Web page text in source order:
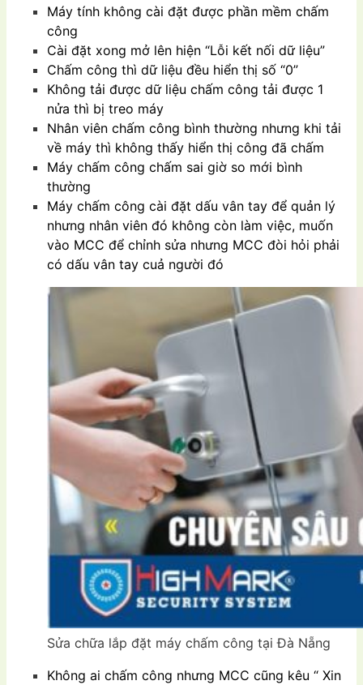
Máy tính không cài đặt được phần mềm chấm
công
Cài đặt xong mở lên hiện “Lỗi kết nối dữ liệu”
Chấm công thì dữ liệu đều hiển thị số “0”
Không tải được dữ liệu chấm công tải được 1
nửa thì bị treo máy
Nhân viên chấm công bình thường nhưng khi tải
về máy thì không thấy hiển thị công đã chấm
Máy chấm công chấm sai giờ so mới bình
thường
Máy chấm công cài đặt dấu vân tay để quản lý
nhưng nhân viên đó không còn làm việc, muốn
vào MCC để chỉnh sửa nhưng MCC đòi hỏi phải
có dấu vân tay cuả người đó
Sửa chữa lắp đặt máy chấm công tại Đà Nẵng
Không ai chấm công nhưng MCC cũng kêu “ Xin